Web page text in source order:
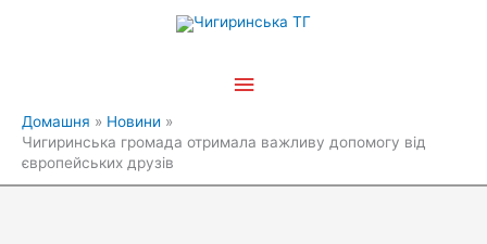
Головне
Домашня
Новини
Чигиринська громада отримала важливу допомогу від
європейських друзів